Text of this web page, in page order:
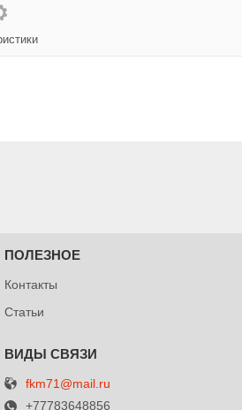
ПОЛЕЗНОЕ
Контакты
Статьи
fkm71@mail.ru
+77783648856